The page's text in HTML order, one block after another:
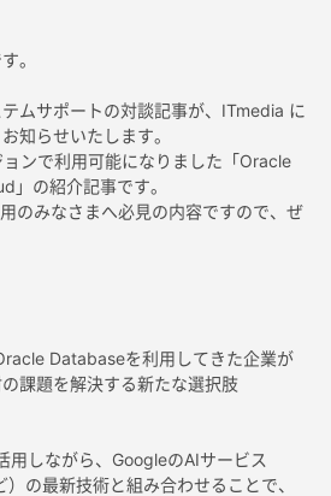
。
ムサポートの対談記事が、ITmedia に
知らせいたします。
ンで利用可能になりました「Oracle
」の紹介記事です。
のみなさまへ必見の内容ですので、ぜ
Databaseを利用してきた企業が
課題を解決する新たな選択肢
用しながら、GoogleのAIサービス
）の最新技術と組み合わせることで、